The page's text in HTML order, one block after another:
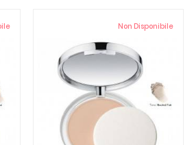
Non Disponibile